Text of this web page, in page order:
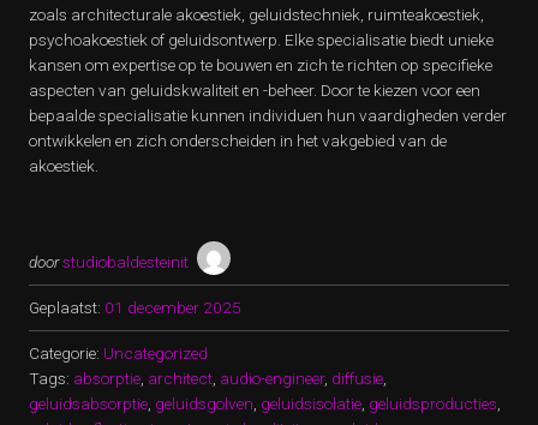
zoals architecturale akoestiek, geluidstechniek, ruimteakoestiek,
psychoakoestiek of geluidsontwerp. Elke specialisatie biedt unieke
kansen om expertise op te bouwen en zich te richten op specifieke
aspecten van geluidskwaliteit en -beheer. Door te kiezen voor een
bepaalde specialisatie kunnen individuen hun vaardigheden verder
ontwikkelen en zich onderscheiden in het vakgebied van de
akoestiek.
doorstudiobaldesteinit
Geplaatst: 01 december 2025
Categorie: Uncategorized
Tags: absorptie architect audio-engineer, diffusie
geluidsabsorptie geluidsgolven geluidsisolatie geluidsproducties